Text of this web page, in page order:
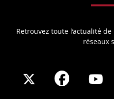
Retrouvez toute l’actualité
réseaux
ShareShare